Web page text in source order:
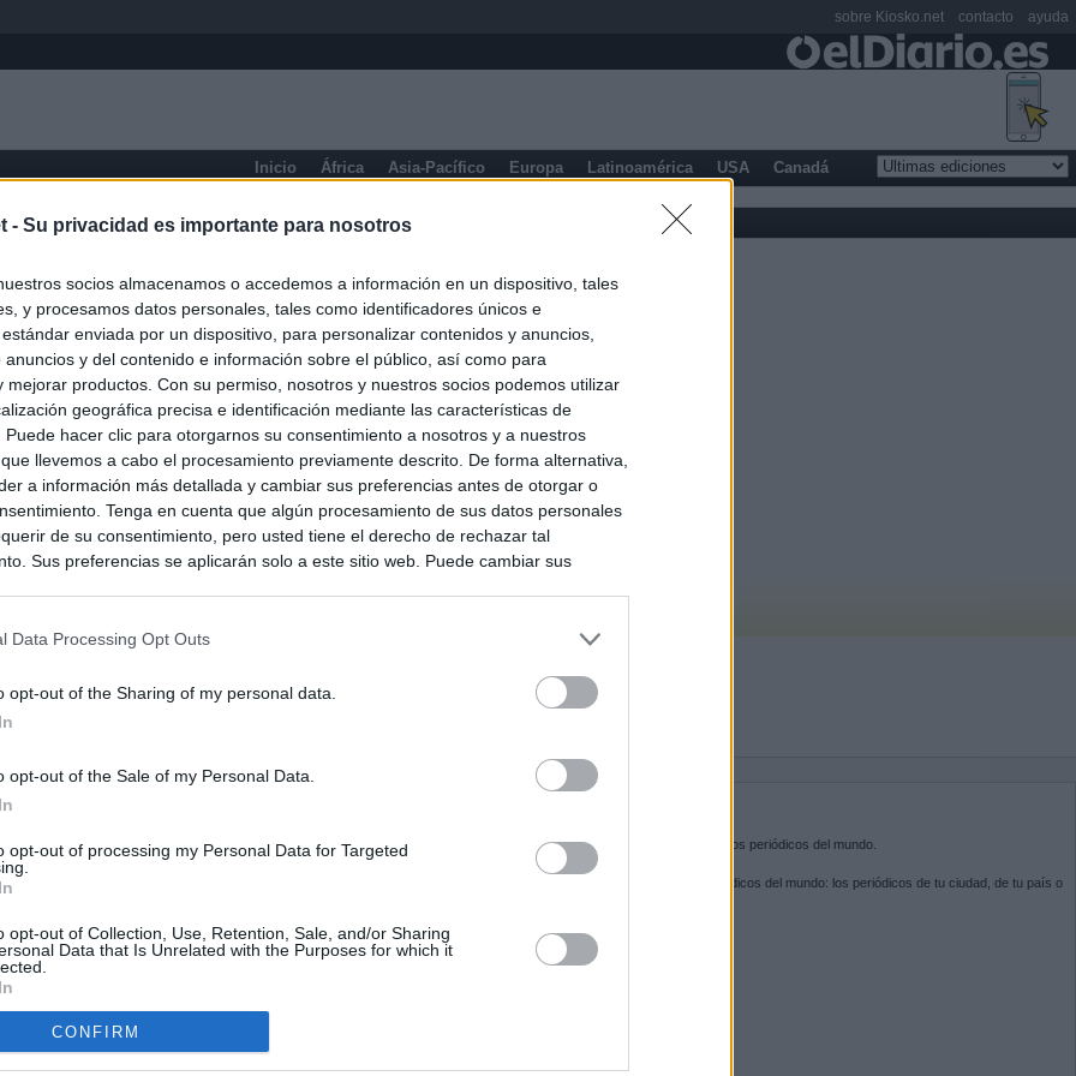
- Su privacidad es importante para nosotros
socios almacenamos o accedemos a información en un dispositivo, tales
y procesamos datos personales, tales como identificadores únicos e
enviada por un dispositivo, para personalizar contenidos y anuncios,
anuncios y del contenido e información sobre el público, así como para
mejorar productos. Con su permiso, nosotros y nuestros socios podemos utilizar
geográfica precisa e identificación mediante las características de
Puede hacer clic para otorgarnos su consentimiento a nosotros y a nuestros
llevemos a cabo el procesamiento previamente descrito. De forma alternativa,
a información más detallada y cambiar sus preferencias antes de otorgar o
Tenga en cuenta que algún procesamiento de sus datos personales
de su consentimiento, pero usted tiene el derecho de rechazar tal
Sus preferencias se aplicarán solo a este sitio web. Puede cambiar sus
Data Processing Opt Outs
opt-out of the Sharing of my personal data.
opt-out of the Sale of my Personal Data.
opt-out of processing my Personal Data for Targeted
opt-out of Collection, Use, Retention, Sale, and/or Sharing
Data that Is Unrelated with the Purposes for which it
CONFIRM
Inicio África Asia-Pacífico Europa Latinoamérica USA Canadá
entre los viajeros procedentes de Italia por los nuevos
esperábamos peor"
en directo: Interior reitera que los controles a viajeros
son aleatorios y no sistemáticos
fronterizo
Kiosko.netes la puerta de entrada a los periódicos del mundo.
Navega por las portadas de los periódicos del mundo: los periódicos de tu ciudad, de tu país o
SÍGUENOS
sobre Kiosko.net contacto ayuda